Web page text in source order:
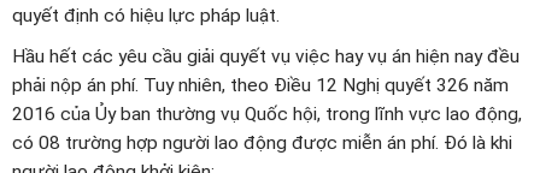
quyết định có hiệu lực pháp luật.
Hầu hết các yêu cầu giải quyết vụ việc hay vụ án hiện nay đều
phải nộp án phí. Tuy nhiên, theo Điều 12 Nghị quyết 326 năm
2016 của Ủy ban thường vụ Quốc hội, trong lĩnh vực lao động,
có 08 trường hợp người lao động được miễn án phí. Đó là khi